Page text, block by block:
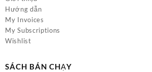
Hướng dẫn
My Invoices
My Subscriptions
Wishlist
SÁCH BÁN CHẠY